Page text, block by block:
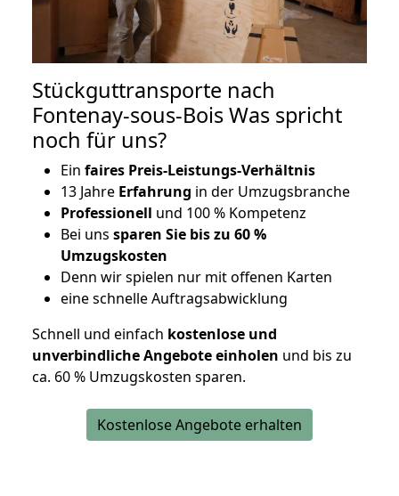
Stückguttransporte nach
Fontenay-sous-Bois Was spricht
noch für uns?
Ein faires Preis-Leistungs-Verhältnis
13 Jahre Erfahrung in der Umzugsbranche
Professionell und 100 % Kompetenz
Bei uns sparen Sie bis zu 60 %
Umzugskosten
Denn wir spielen nur mit offenen Karten
eine schnelle Auftragsabwicklung
Schnell und einfach kostenlose und
unverbindliche Angebote einholen und bis zu
ca. 60 % Umzugskosten sparen.
Kostenlose Angebote erhalten